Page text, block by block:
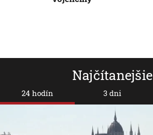
Najčítanejšie
24 hodín 3 dni